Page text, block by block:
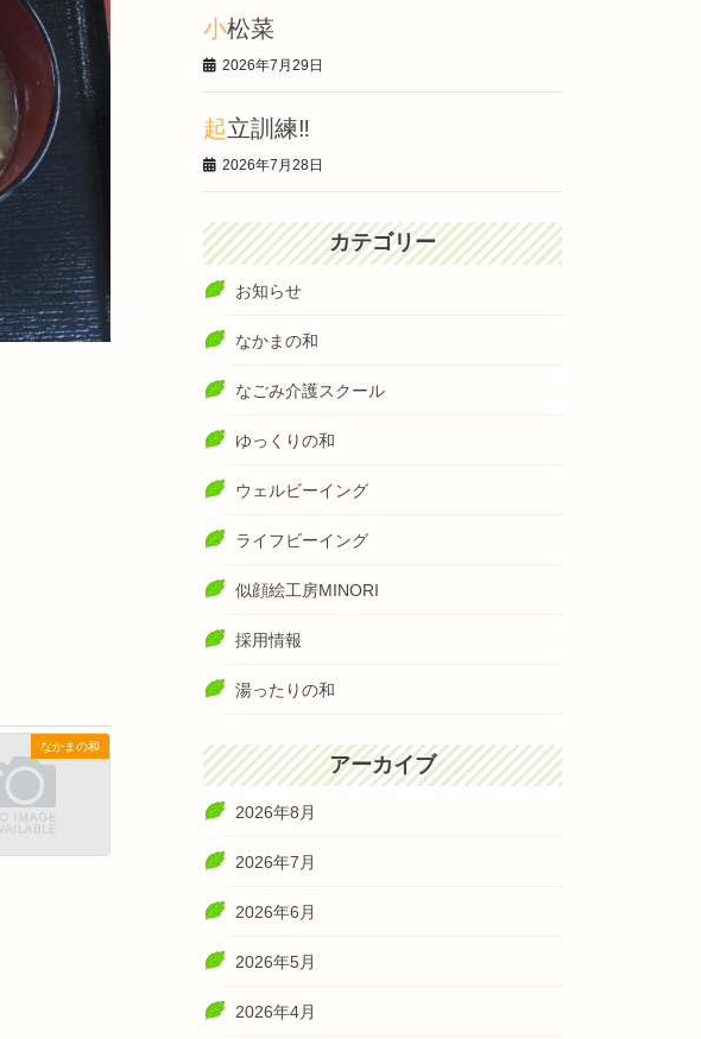
なかまの和
小松菜
2026年7月29日
起立訓練‼️
2026年7月28日
カテゴリー
お知らせ
なかまの和
なごみ介護スクール
ゆっくりの和
ウェルビーイング
ライフビーイング
似顔絵工房MINORI
採用情報
湯ったりの和
アーカイブ
2026年8月
2026年7月
2026年6月
2026年5月
2026年4月